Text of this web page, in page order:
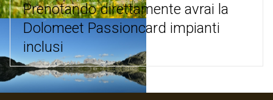
Prenotando direttamente avrai la
Dolomeet Passioncard impianti
inclusi